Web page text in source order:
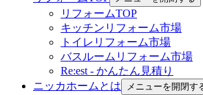
リフォームTOP
キッチンリフォーム市場
トイレリフォーム市場
バスルームリフォーム市場
Re:est - かんたん見積り
ニッカホームとは
メニューを開閉す